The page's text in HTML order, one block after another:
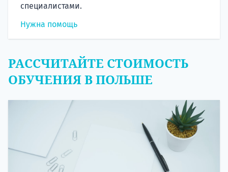
специалистами.
Нужна помощь
РАССЧИТАЙТЕ СТОИМОСТЬ
ОБУЧЕНИЯ В ПОЛЬШЕ